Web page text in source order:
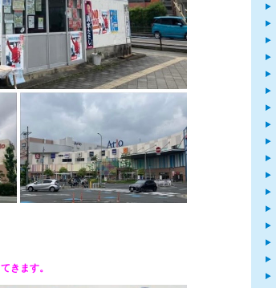
きます。